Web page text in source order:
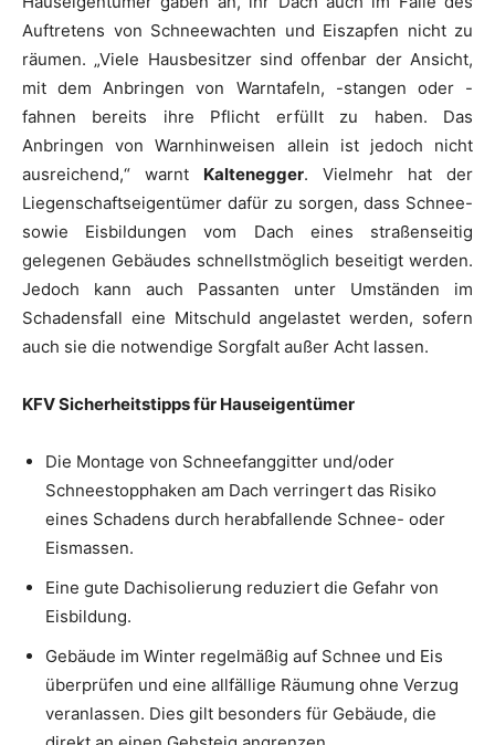
Auftretens von Schneewachten und Eiszapfen nicht zu
räumen. „Viele Hausbesitzer sind offenbar der Ansicht,
mit dem Anbringen von Warntafeln, -stangen oder -
fahnen bereits ihre Pflicht erfüllt zu haben. Das
Anbringen von Warnhinweisen allein ist jedoch nicht
ausreichend,“ warnt Kaltenegger. Vielmehr hat der
Liegenschaftseigentümer dafür zu sorgen, dass Schnee-
sowie Eisbildungen vom Dach eines straßenseitig
gelegenen Gebäudes schnellstmöglich beseitigt werden.
Jedoch kann auch Passanten unter Umständen im
Schadensfall eine Mitschuld angelastet werden, sofern
auch sie die notwendige Sorgfalt außer Acht lassen.
KFV Sicherheitstipps für Hauseigentümer
Die Montage von Schneefanggitter und/oder
Schneestopphaken am Dach verringert das Risiko
eines Schadens durch herabfallende Schnee- oder
Eismassen.
Eine gute Dachisolierung reduziert die Gefahr von
Eisbildung.
Gebäude im Winter regelmäßig auf Schnee und Eis
überprüfen und eine allfällige Räumung ohne Verzug
veranlassen. Dies gilt besonders für Gebäude, die